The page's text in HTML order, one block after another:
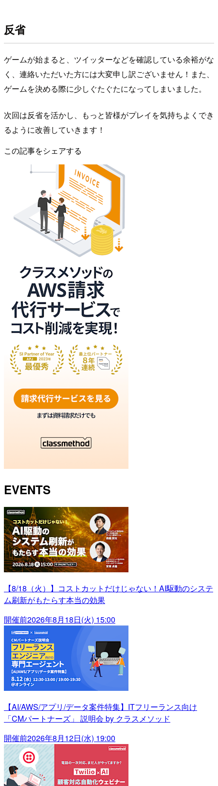
反省
ゲームが始まると、ツイッターなどを確認している余裕がな
く、連絡いただいた方には大変申し訳ございません！また、
ゲームを決める際に少しぐたぐたになってしまいました。
次回は反省を活かし、もっと皆様がプレイを気持ちよくでき
るように改善していきます！
この記事をシェアする
EVENTS
【8/18（火）】コストカットだけじゃない！AI駆動のシステ
ム刷新がもたらす本当の効果
開催前2026年8月18日(火) 15:00
【AI/AWS/アプリ/データ案件特集】ITフリーランス向け
「CMパートナーズ」 説明会 by クラスメソッド
開催前2026年8月12日(水) 19:00